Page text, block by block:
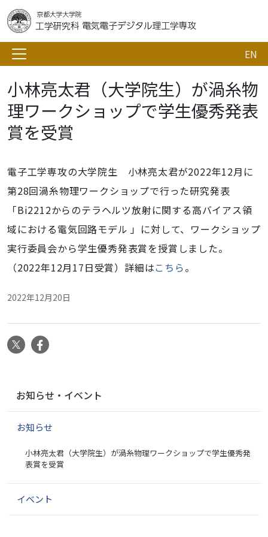
EN
小林亮太君（大学院生）が渦糸物
理ワークショップで学生優秀発表
賞を受賞
電子工学専攻の大学院生 小林亮太君が2022年12月に
第28回渦糸物理ワークショップで行った研究発表
「Bi2212からのテラヘルツ放射に関する高バイアス領
域における電気回路モデル 」に対して、ワークショップ
実行委員会から学生優秀発表賞を授賞しました。
（2022年12月17日受賞）詳細はこちら。
2022年12月20日
X
ゲ
お知らせ・イベント
お知らせ
小林亮太君（大学院生）が渦糸物理ワークショップで学生優秀発
表賞を受賞
イベント